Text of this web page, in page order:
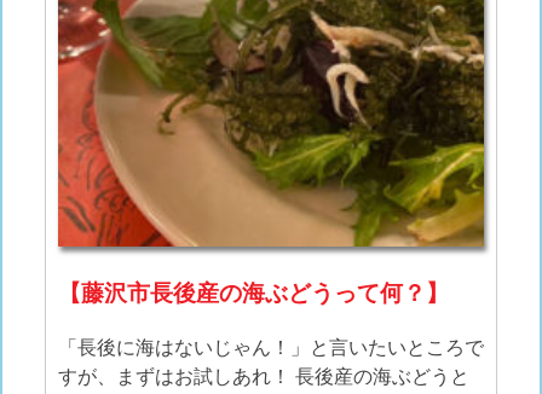
【藤沢市長後産の海ぶどうって何？】
「長後に海はないじゃん！」と言いたいところで
すが、まずはお試しあれ！ 長後産の海ぶどうと